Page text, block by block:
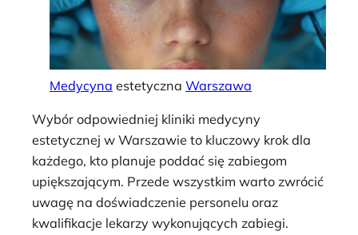
Medycyna estetyczna Warszawa
Wybór odpowiedniej kliniki medycyny
estetycznej w Warszawie to kluczowy krok dla
każdego, kto planuje poddać się zabiegom
upiększającym. Przede wszystkim warto zwrócić
uwagę na doświadczenie personelu oraz
kwalifikacje lekarzy wykonujących zabiegi.